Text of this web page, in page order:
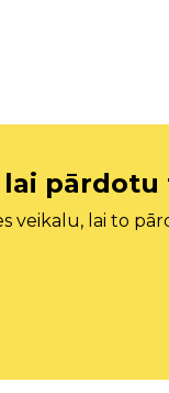
lai pārdotu
veikalu, lai to